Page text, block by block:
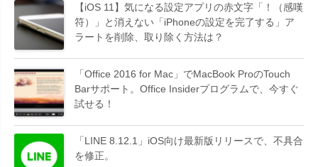
【iOS 11】気になる設定アプリの赤文字「！（感嘆
符）」と消えない「iPhoneの設定を完了する」ア
ラートを削除、取り除く方法は？
「Office 2016 for Mac」でMacBook ProのTouch
Barサポート。Office Insiderプログラムで、今すぐ
試せる！
「LINE 8.12.1」iOS向け最新版リリースで、不具合
を修正。